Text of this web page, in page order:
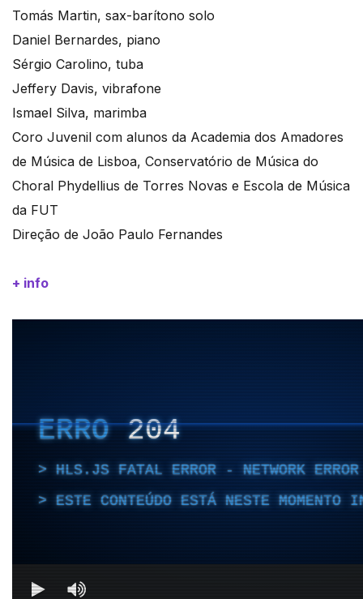
Tomás Martin, sax-barítono solo
Daniel Bernardes, piano
Sérgio Carolino, tuba
Jeffery Davis, vibrafone
Ismael Silva, marimba
Coro Juvenil com alunos da Academia dos Amadores
de Música de Lisboa, Conservatório de Música do
Choral Phydellius de Torres Novas e Escola de Música
da FUT
Direção de João Paulo Fernandes
+ info